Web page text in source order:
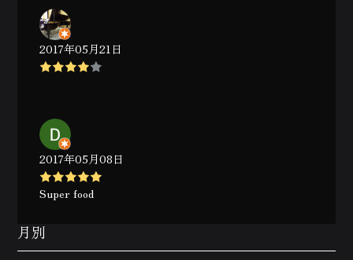
2017年05月21日
2017年05月08日
Super food
月別